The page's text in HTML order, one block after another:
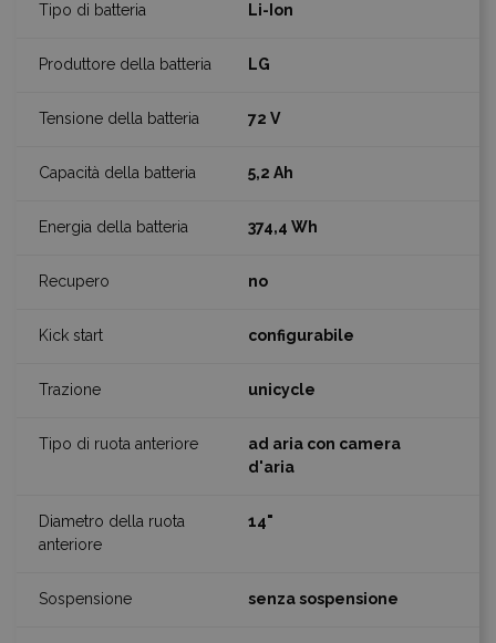
Li-Ion
LG
72 V
5,2 Ah
374,4 Wh
no
configurabile
unicycle
ad aria con camera
d'aria
14"
senza sospensione